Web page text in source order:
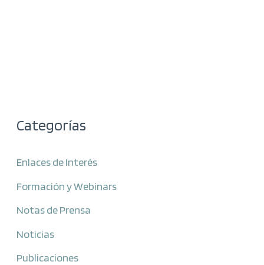
Categorías
Enlaces de Interés
Formación y Webinars
Notas de Prensa
Noticias
Publicaciones